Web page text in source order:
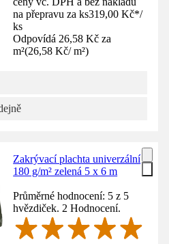
na přepravu za ks319,00 Kč*/
ks
Odpovídá 26,58 Kč za
m²(26,58 Kč/ m²)
Zakrývací plachta univerzální
180 g/m² zelená 5 x 6 m
Průměrné hodnocení: 5 z 5
hvězdiček. 2 Hodnocení.